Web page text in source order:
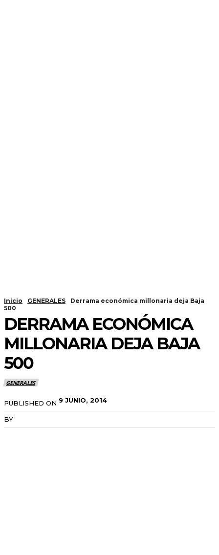
Inicio GENERALES
Derrama económica millonaria deja Baja
500
DERRAMA ECONÓMICA
MILLONARIA DEJA BAJA
500
GENERALES
PUBLISHED ON 9 JUNIO, 2014
BY